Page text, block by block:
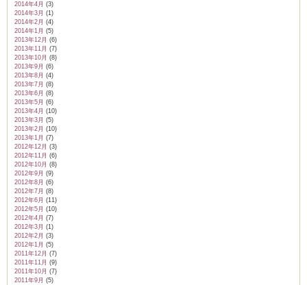
2014年4月 (3)
2014年3月 (1)
2014年2月 (4)
2014年1月 (5)
2013年12月 (6)
2013年11月 (7)
2013年10月 (8)
2013年9月 (6)
2013年8月 (4)
2013年7月 (8)
2013年6月 (8)
2013年5月 (6)
2013年4月 (10)
2013年3月 (5)
2013年2月 (10)
2013年1月 (7)
2012年12月 (3)
2012年11月 (6)
2012年10月 (8)
2012年9月 (9)
2012年8月 (6)
2012年7月 (8)
2012年6月 (11)
2012年5月 (10)
2012年4月 (7)
2012年3月 (1)
2012年2月 (3)
2012年1月 (5)
2011年12月 (7)
2011年11月 (9)
2011年10月 (7)
2011年9月 (5)